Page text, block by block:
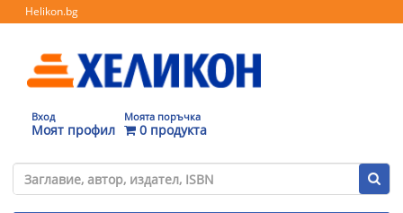
Helikon.bg
Вход
Моят профил
Моята поръчка
0 продукта